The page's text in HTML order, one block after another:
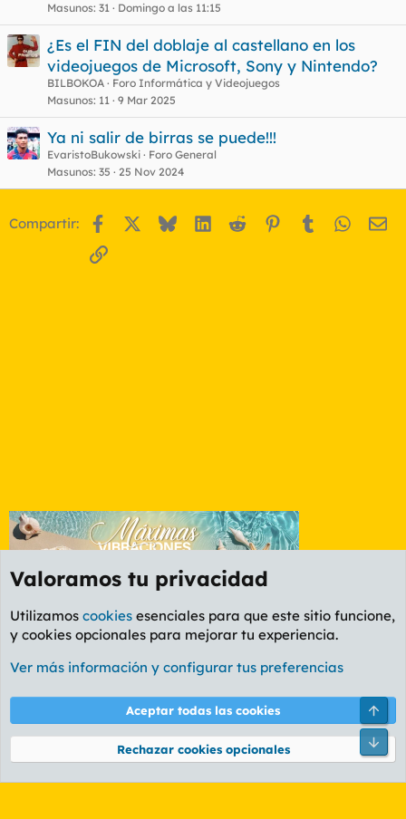
Masunos 31 Domingo a las 11:15
¿Es el FIN del doblaje al castellano en los
videojuegos de Microsoft, Sony y Nintendo?
BILBOKOA
Foro Informática y Videojuegos
Masunos 11 9 Mar 2025
Ya ni salir de birras se puede!!!
EvaristoBukowski
Foro General
Masunos 35 25 Nov 2024
Compartir: Facebook BlueskyLinkedIn
Reddit Pinterest
Tumblr
Enlace
Foro Informática y Videojuegos
Cookies
PL OLDSTYLE AMARILLO
Términos y reglas Política de privacidad Ayuda
Community platform by XenForo® © 2010-2026 XenForo Ltd.
Valoramos tu privacidad
Utilizamos cookies esenciales para que este sitio funcione,
y cookies opcionales para mejorar tu experiencia.
Ver más información y configurar tus preferencias
Aceptar todas las cookies
Rechazar cookies opcionales
Pie